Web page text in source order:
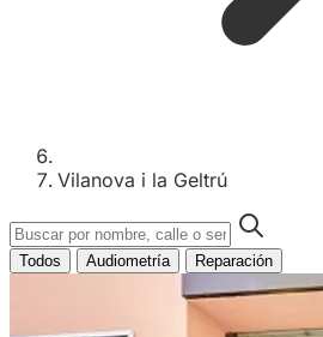
Vilanova i la Geltrú
Todos Audiometría Reparación